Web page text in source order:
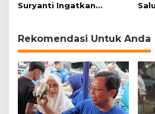
Suryanti Ingatkan
Rekomendasi Untuk Anda